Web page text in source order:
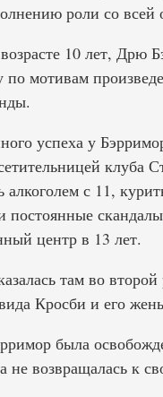
роли со всей
10 лет, Дрю
по мотивам
успеха у
клуба
алкоголем с 11,
постоянные
центр в 13 лет.
там во
Кросби и его
была
не возвращалась к